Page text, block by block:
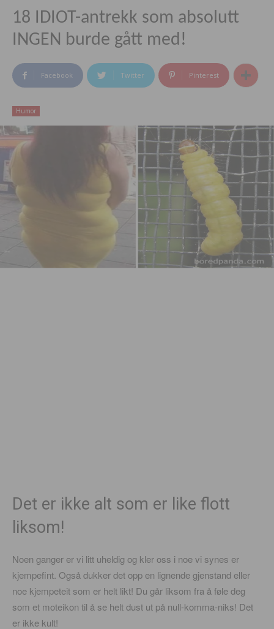
18 IDIOT-antrekk som absolutt
INGEN burde gått med!
Facebook Twitter Pinterest
Humor
Det er ikke alt som er like flott
liksom!
Noen ganger er vi litt uheldig og kler oss i noe vi synes er
kjempefint. Også dukker det opp en lignende gjenstand eller
noe kjempeteit som er helt likt! Du går liksom fra å føle deg
som et moteikon til å se helt dust ut på null-komma-niks! Det
er ikke kult!